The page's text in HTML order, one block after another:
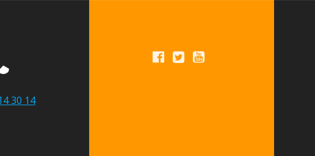
30 14